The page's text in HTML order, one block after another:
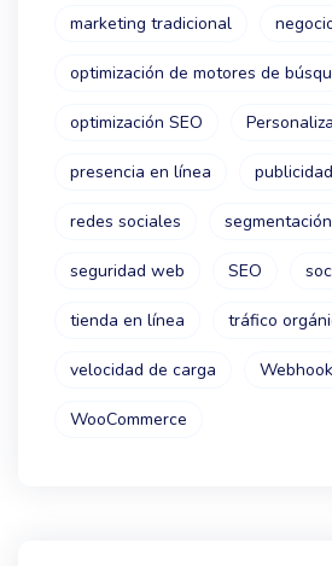
marketing tradicional
optimización de motores de
optimización SEO
presencia en línea
redes sociales segmentación
seguridad web SEO
tienda en línea tráfico
velocidad de carga
WooCommerce